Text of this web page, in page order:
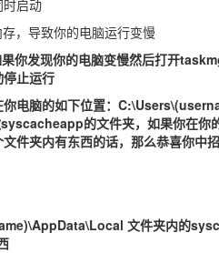
启动
，导致你的电脑运行变慢
你发现你的电脑变慢然后打开
停止运行
电脑的如下位置：
的文件夹，如果你在你
件夹内有东西的话，那么恭喜你中
文件夹内的